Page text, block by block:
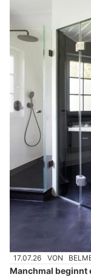
17.07.26 VON
Manchmal beginnt